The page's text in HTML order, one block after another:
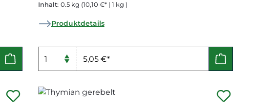
Inhalt: 0.5 kg (10,10 €* | 1 kg )
Produktdetails